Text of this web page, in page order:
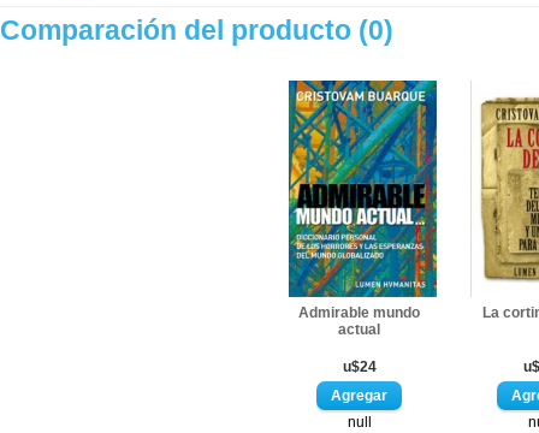
Comparación del producto (0)
Admirable mundo
actual
u$24
null
La